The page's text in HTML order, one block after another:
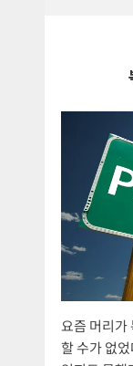
요즘 머리가
할 수가 없